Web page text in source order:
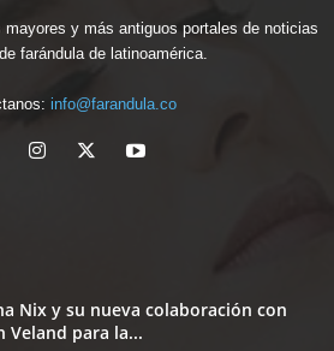
mayores y más antiguos portales de noticias
farándula de latinoamérica.
info@farandula.co
Nix y su nueva colaboración con
Veland para la...